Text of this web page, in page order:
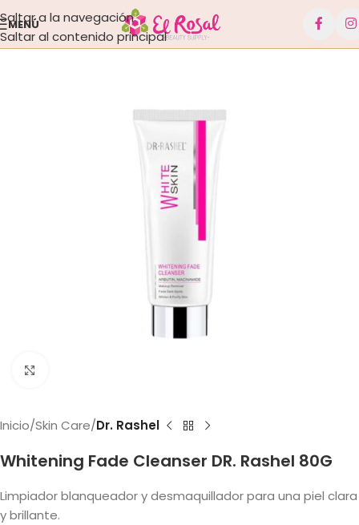
Saltar a la navegación
Saltar al contenido principal
MENÚ
Inicio Skin Care Dr. Rashel
Whitening Fade Cleanser DR. Rashel 80G
Limpiador blanqueador y desmaquillador para una piel clara
y brillante.